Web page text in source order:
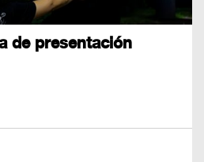
de presentación